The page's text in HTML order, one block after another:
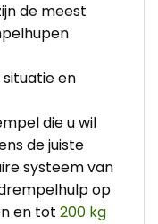
de meest
en
die u wil
de juiste
systeem van
op
en tot 200 kg